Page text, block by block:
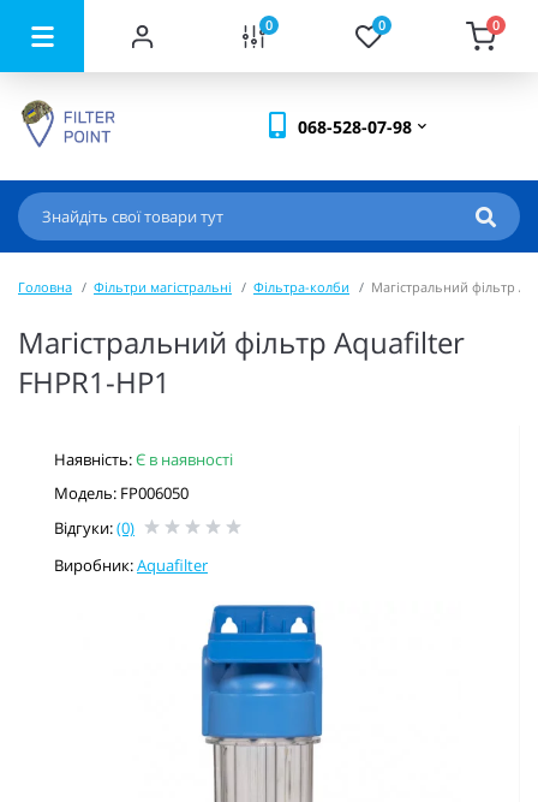
0 0 0
068-528-07-98
Головна Фільтри магістральні Фільтра-колби Магістральний фільтр
Магістральний фільтр Aquafilter
FHPR1-HP1
Наявність:Є в наявності
Модель: FP006050
Відгуки:(0)
Виробник:Aquafilter